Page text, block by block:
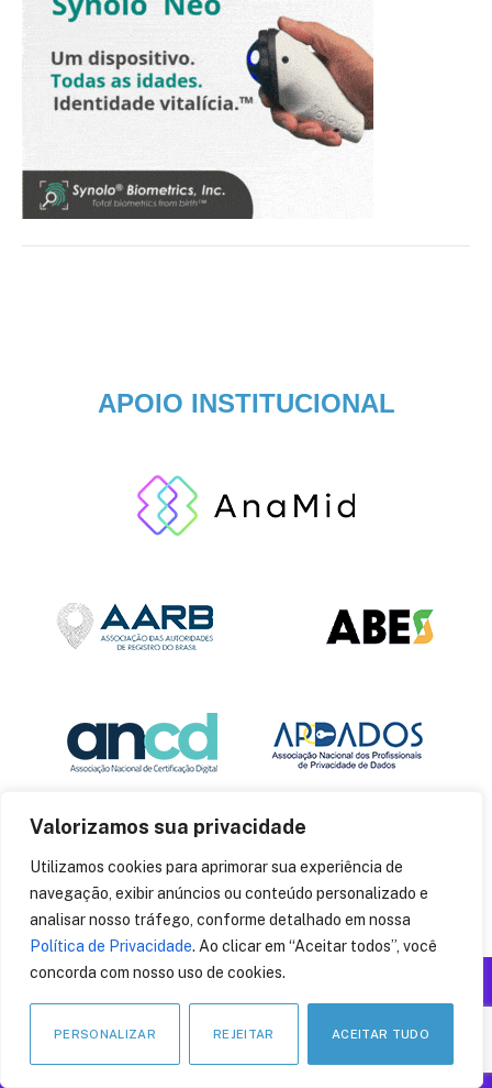
Valorizamos sua privacidade
Utilizamos cookies para aprimorar sua experiência de
navegação, exibir anúncios ou conteúdo personalizado e
analisar nosso tráfego, conforme detalhado em nossa
Política de Privacidade. Ao clicar em “Aceitar todos”, você
concorda com nosso uso de cookies.
PERSONALIZAR REJEITAR ACEITAR TUDO
APOIO INSTITUCIONAL
© 2014CryptoID. Todos os direitos reservados.
LinkedIn
Facebook
Instagram
X